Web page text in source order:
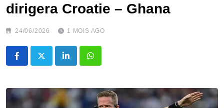
dirigera Croatie – Ghana
24/06/2026 1 MOIS AGO
LinkedInWhatsapp